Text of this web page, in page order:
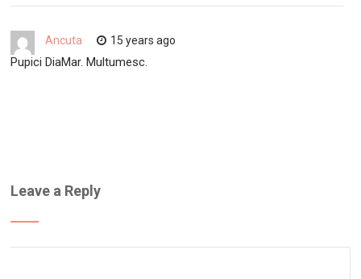
Ancuta 15 years ago
Pupici DiaMar. Multumesc.
Leave a Reply